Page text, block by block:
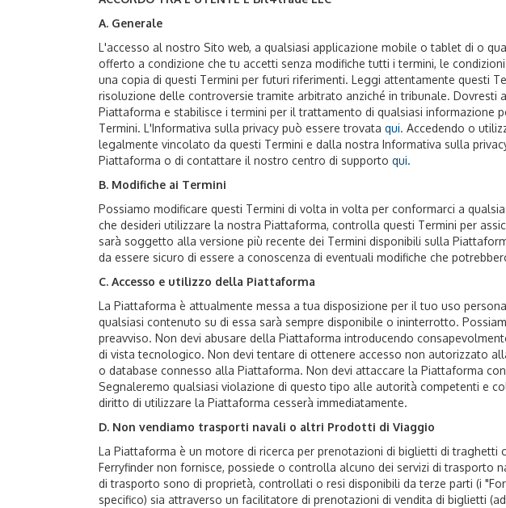
A. Generale
L'accesso al nostro Sito web, a qualsiasi applicazione mobile o tablet di o
offerto a condizione che tu accetti senza modifiche tutti i termini, le
una copia di questi Termini per futuri riferimenti. Leggi attentamente questi
risoluzione delle controversie tramite arbitrato anziché in tribunale.
Piattaforma e stabilisce i termini per il trattamento di qualsiasi informazione
Termini. L'Informativa sulla privacy può essere trovata qui. Accedendo o
legalmente vincolato da questi Termini e dalla nostra Informativa sulla
Piattaforma o di contattare il nostro centro di supporto qui.
B. Modifiche ai Termini
Possiamo modificare questi Termini di volta in volta per conformarci a
che desideri utilizzare la nostra Piattaforma, controlla questi Termini per
sarà soggetto alla versione più recente dei Termini disponibili sulla
da essere sicuro di essere a conoscenza di eventuali modifiche che
C. Accesso e utilizzo della Piattaforma
La Piattaforma è attualmente messa a tua disposizione per il tuo uso
qualsiasi contenuto su di essa sarà sempre disponibile o ininterrotto.
preavviso. Non devi abusare della Piattaforma introducendo
di vista tecnologico. Non devi tentare di ottenere accesso non autorizzato
o database connesso alla Piattaforma. Non devi attaccare la Piattaforma
Segnaleremo qualsiasi violazione di questo tipo alle autorità competenti e
diritto di utilizzare la Piattaforma cesserà immediatamente.
D. Non vendiamo trasporti navali o altri Prodotti di Viaggio
La Piattaforma è un motore di ricerca per prenotazioni di biglietti di
Ferryfinder non fornisce, possiede o controlla alcuno dei servizi di trasporto
di trasporto sono di proprietà, controllati o resi disponibili da terze parti (i
specifico) sia attraverso un facilitatore di prenotazioni di vendita di biglietti